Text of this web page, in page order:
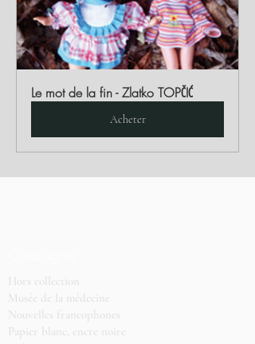
Le mot de la fin - Zlatko TOPČIĆ
Acheter
Hors collection
Musée de la médecine
Nouvelles francophones
Papier blanc, encre noire